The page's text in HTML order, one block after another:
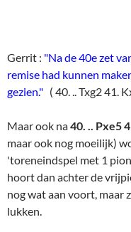
hoort dan achter de
nog wat aan voort, maar
lukken.
Gerrit in zijn mail:
"Paul
nodige scherpte om het
Ik denk dat van onze
succesvolle
tragische Bavink.